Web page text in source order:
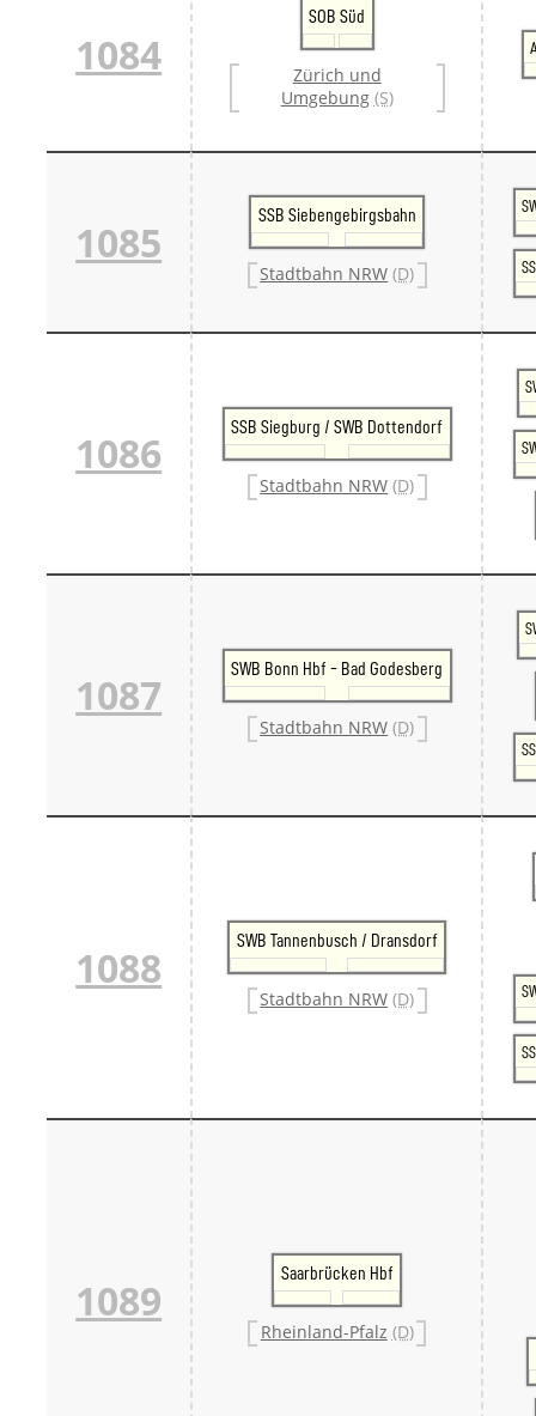
1084
SOB Süd
Zürich und
Umgebung (S)
1085
SSB Siebengebirgsbahn
Stadtbahn NRW (D)
1086
SSB Siegburg / SWB Dottendorf
Stadtbahn NRW (D)
1087
SWB Bonn Hbf - Bad Godesberg
Stadtbahn NRW (D)
1088
SWB Tannenbusch / Dransdorf
Stadtbahn NRW (D)
1089
Saarbrücken Hbf
Rheinland-Pfalz (D)